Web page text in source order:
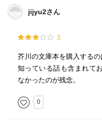
jijyu2さん
3
芥川の文庫本を購入するの
知っている話も含まれて
なかったのが残念。
0